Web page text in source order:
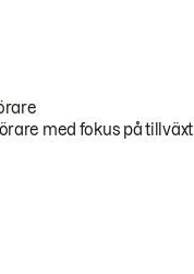
med fokus på tillväxt